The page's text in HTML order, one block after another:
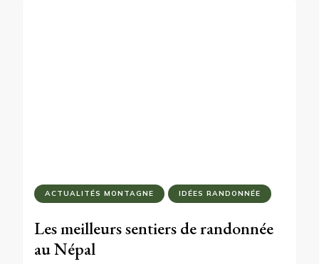
ACTUALITÉS MONTAGNE IDÉES RANDONNÉE
Les meilleurs sentiers de randonnée
au Népal